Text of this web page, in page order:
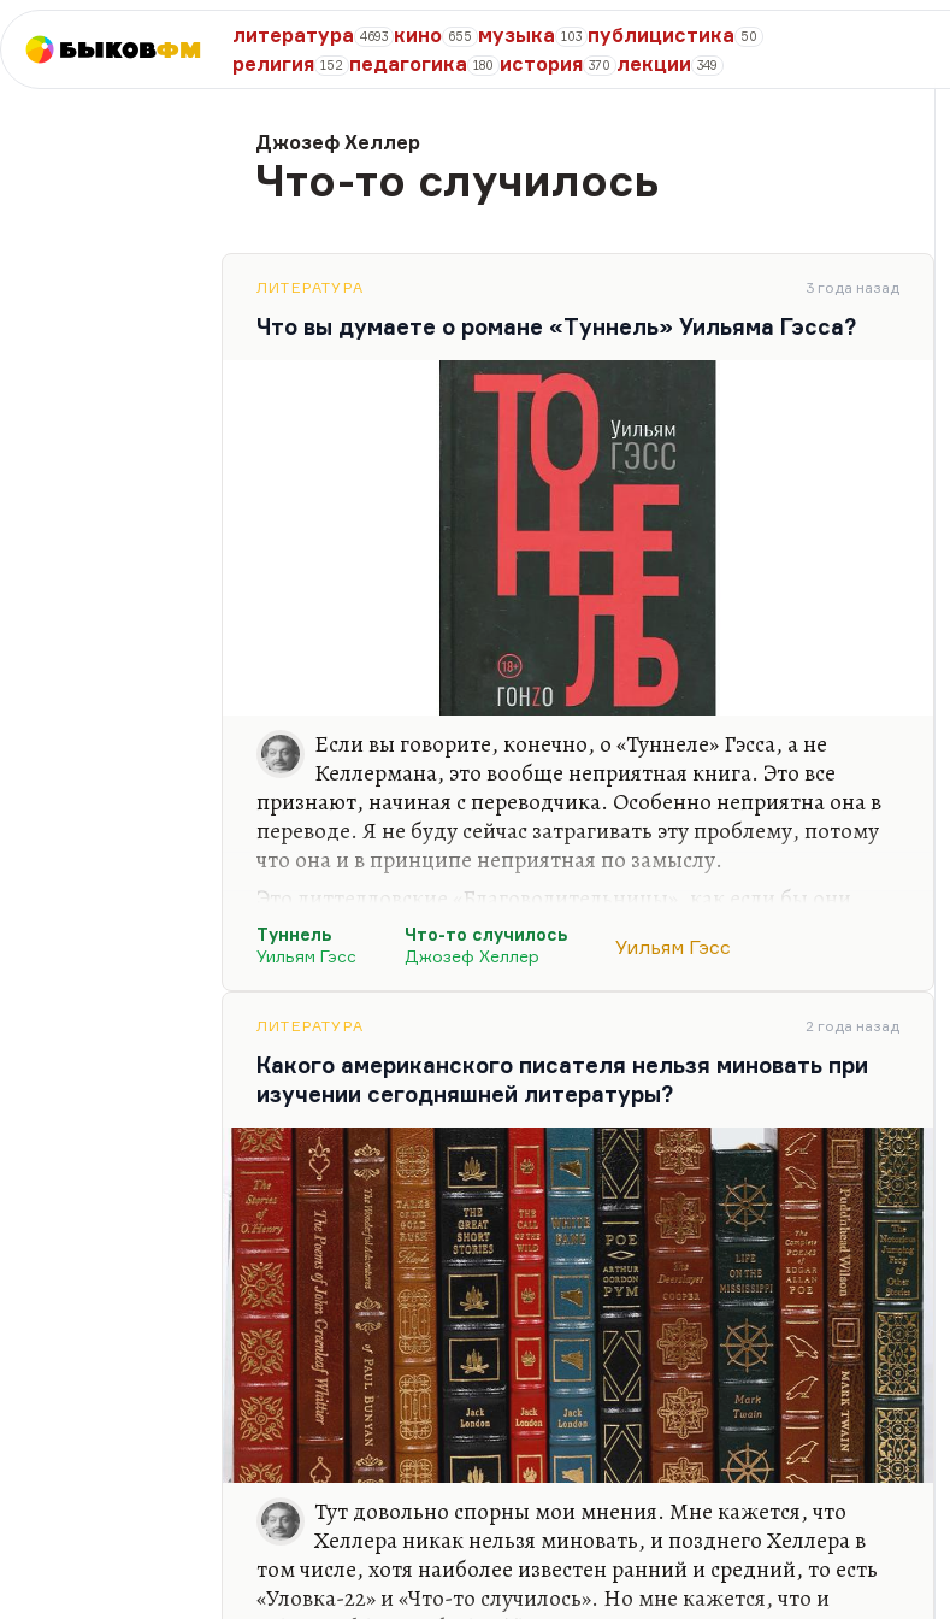
БыковФМ
литература 4693 кино 655 музыка 103 публицистика 50
религия 152 педагогика 180 история 370 лекции 349
Джозеф Хеллер
Что-то случилось
ЛИТЕРАТУРА 3 года назад
Что вы думаете о романе «Туннель» Уильяма Гэсса?
Если вы говорите, конечно, о «Туннеле» Гэсса, а не
Келлермана, это вообще неприятная книга. Это все
признают, начиная с переводчика. Особенно неприятна она в
переводе. Я не буду сейчас затрагивать эту проблему, потому
что она и в принципе неприятная по замыслу.
Это литтелловские «Благоволительницы», как если бы они
были хорошо написаны. Как если бы это была честная игра, а
не попытка выдумать записки Ауэ, нацистского офицера, не
попытка каким-то образом экстраполировать эти чувства на
Вот он занимается проблемами нацистской вины, проблемой
вины в немецком характере. Вот он всё…
Туннель
Уильям Гэсс
Что-то случилось
Джозеф Хеллер
Уильям Гэсс
ЛИТЕРАТУРА 2 года назад
Какого американского писателя нельзя миновать при
изучении сегодняшней литературы?
Тут довольно спорны мои мнения. Мне кажется, что
Хеллера никак нельзя миновать, и позднего Хеллера в
том числе, хотя наиболее известен ранний и средний, то есть
«Уловка-22» и «Что-то случилось». Но мне кажется, что и